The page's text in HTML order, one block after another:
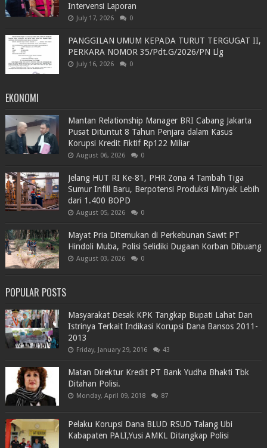
Intervensi Laporan
July 17, 2026 0
PANGGILAN UMUM KEPADA TURUT TERGUGAT II,
PERKARA NOMOR 35/Pdt.G/2026/PN Llg
July 16, 2026 0
EKONOMI
Mantan Relationship Manager BRI Cabang Jakarta
Pusat Dituntut 8 Tahun Penjara dalam Kasus
Korupsi Kredit Fiktif Rp122 Miliar
August 06, 2026 0
Jelang HUT RI Ke-81, PHR Zona 4 Tambah Tiga
Sumur Infill Baru, Berpotensi Produksi Minyak Lebih
dari 1.400 BOPD
August 05, 2026 0
Mayat Pria Ditemukan di Perkebunan Sawit PT
Hindoli Muba, Polisi Selidiki Dugaan Korban Dibuang
August 03, 2026 0
POPULAR POSTS
Masyarakat Desak KPK Tangkap Bupati Lahat Dan
Istrinya Terkait Indikasi Korupsi Dana Bansos 2011-
2013
Friday, January 29, 2016 43
Matan Direktur Kredit PT Bank Yudha Bhakti Tbk
Ditahan Polisi.
Monday, April 09, 2018 87
Pelaku Korupsi Dana BLUD RSUD Talang Ubi
Kabapaten PALI,Yusi AMKL Ditangkap Polisi